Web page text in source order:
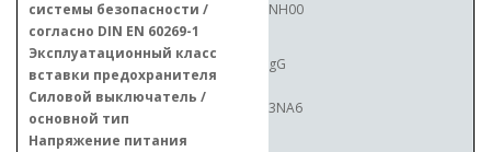
системы безопасности /
согласно DIN EN 60269-1
NH00
Эксплуатационный класс
вставки предохранителя
gG
Силовой выключатель /
основной тип
3NA6
Напряжение питания